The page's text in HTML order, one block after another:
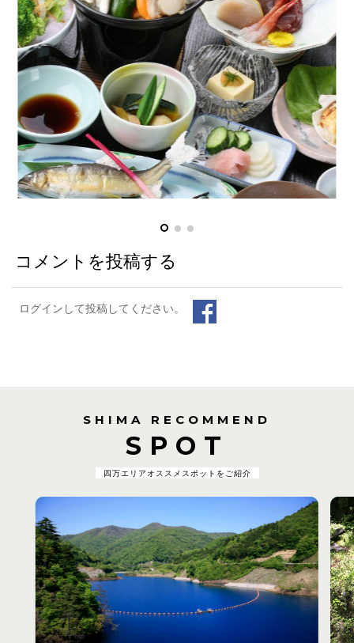
コメントを投稿する
ログインして投稿してください。
SHIMA RECOMMEND
SPOT
四万エリアオススメスポットをご紹介